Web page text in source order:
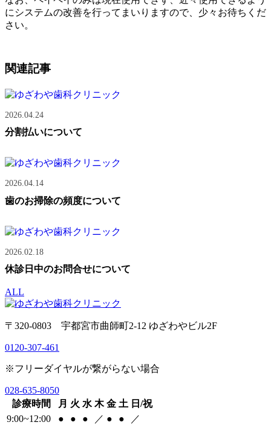
にシステムの改善を行ってまいりますので、少々お待ちくだ
さい。
関連記事
2026.04.24
分割払いについて
2026.04.14
歯のお掃除の頻度について
2026.02.18
休診日中のお問合せについて
ALL
〒320-0803 宇都宮市曲師町2-12 ゆざわやビル2F
0120-307-461
※フリーダイヤルが繋がらない場合
028-635-8050
診療時間
月 火 水 木 金 土 日/祝
9:00~12:00
● ● ● ／ ● ●
／